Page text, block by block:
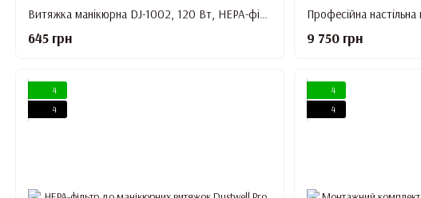
Витяжка манікюрна DJ-1002, 120 Вт, HEPA-фільтр
645 грн 9 750 грн
4
4
4
4